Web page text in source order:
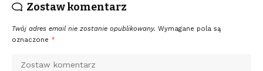
Zostaw komentarz
Twój adres email nie zostanie opublikowany. Wymagane pola są
oznaczone *